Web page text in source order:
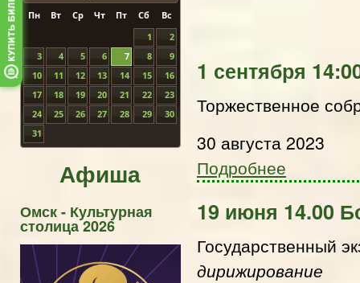
Пн Вт Ср Чт Пт Сб
Вс
1
2
3
4 5 6 7 8
9
10
11 12 13 14 15
16
17
18 19 20 21 22
23
24
25 26 27 28 29
30
31
Афиша
Омск - Культурная
столица 2026
1 сентября
Торжественное
30 августа 2023
Подробнее
19 июня 14.00
Государственный
дирижирование